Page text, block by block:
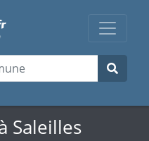
Saleilles